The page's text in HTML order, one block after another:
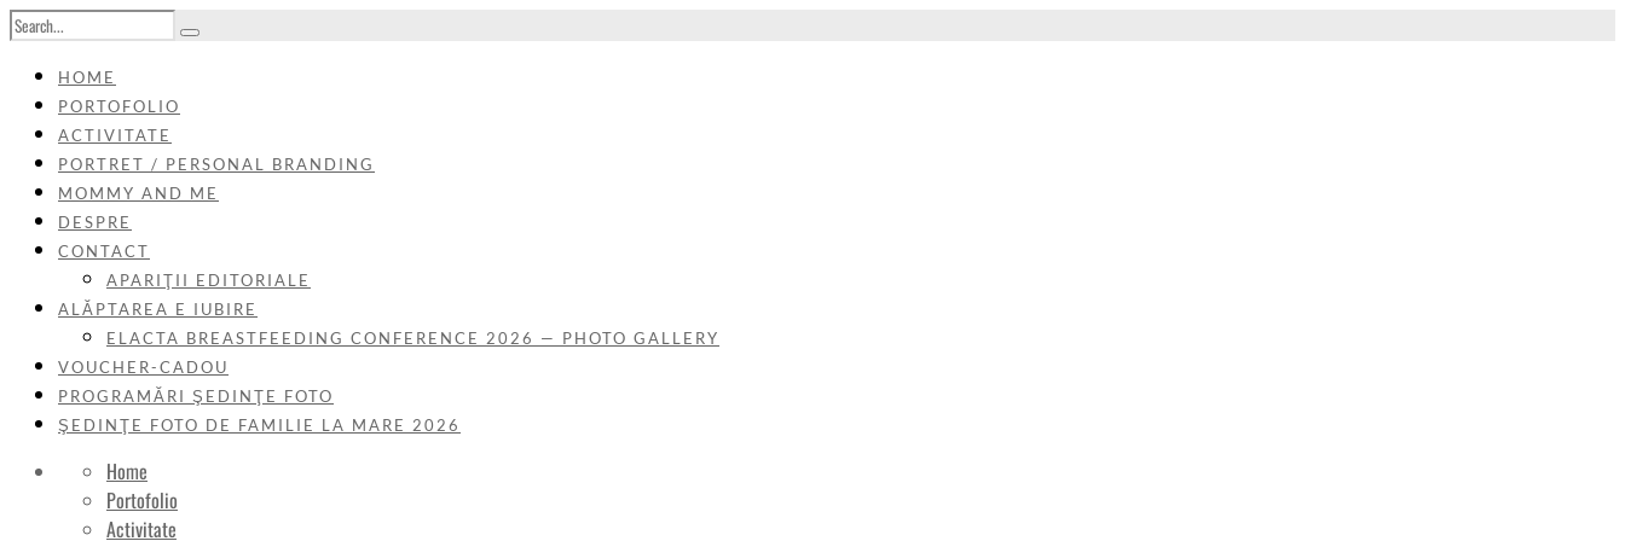
HOME
PORTOFOLIO
ACTIVITATE
PORTRET / PERSONAL BRANDING
MOMMY AND ME
DESPRE
CONTACT
APARIŢII EDITORIALE
ALĂPTAREA E IUBIRE
ELACTA BREASTFEEDING CONFERENCE 2026 — PHOTO GALLERY
VOUCHER-CADOU
PROGRAMĂRI ŞEDINŢE FOTO
ŞEDINŢE FOTO DE FAMILIE LA MARE 2026
Home
Portofolio
Activitate